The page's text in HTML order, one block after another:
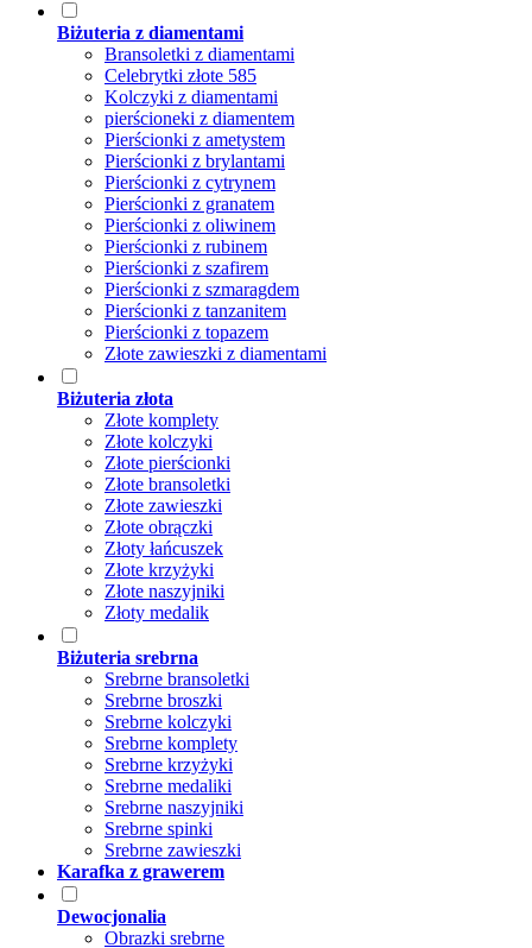
Biżuteria z diamentami
Bransoletki z diamentami
Celebrytki złote 585
Kolczyki z diamentami
pierścioneki z diamentem
Pierścionki z ametystem
Pierścionki z brylantami
Pierścionki z cytrynem
Pierścionki z granatem
Pierścionki z oliwinem
Pierścionki z rubinem
Pierścionki z szafirem
Pierścionki z szmaragdem
Pierścionki z tanzanitem
Pierścionki z topazem
Złote zawieszki z diamentami
Biżuteria złota
Złote komplety
Złote kolczyki
Złote pierścionki
Złote bransoletki
Złote zawieszki
Złote obrączki
Złoty łańcuszek
Złote krzyżyki
Złote naszyjniki
Złoty medalik
Biżuteria srebrna
Srebrne bransoletki
Srebrne broszki
Srebrne kolczyki
Srebrne komplety
Srebrne krzyżyki
Srebrne medaliki
Srebrne naszyjniki
Srebrne spinki
Srebrne zawieszki
Karafka z grawerem
Dewocjonalia
Obrazki srebrne